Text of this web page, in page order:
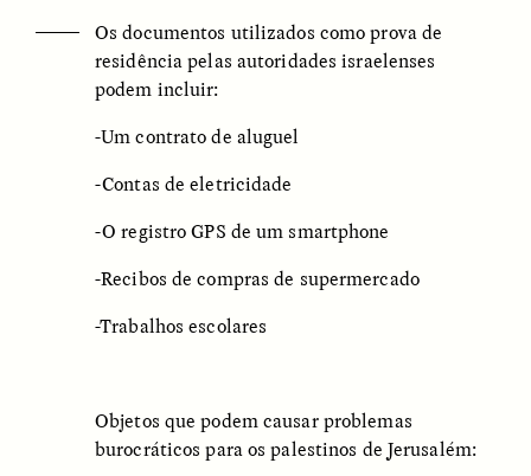
CAMELLIA BISWAS UZMA FALAK
Os documentos utilizados como prova de
residência pelas autoridades israelenses
podem incluir:
-Um contrato de aluguel
-Contas de eletricidade
-O registro GPS de um smartphone
-Recibos de compras de supermercado
-Trabalhos escolares
Objetos que podem causar problemas
burocráticos para os palestinos de Jerusalém: